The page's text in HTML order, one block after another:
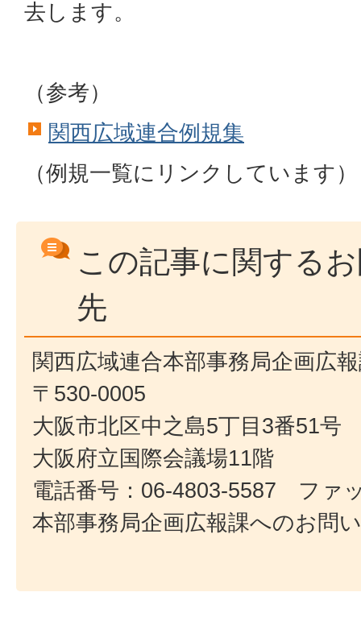
去します。
（参考）
関西広域連合例規集
（例規一覧にリンクしています）
この記事に関する
先
関西広域連合本部事務局企画広
〒530-0005
大阪市北区中之島5丁目3番51号
大阪府立国際会議場11階
電話番号：06-4803-5587 ファ
本部事務局企画広報課へのお問